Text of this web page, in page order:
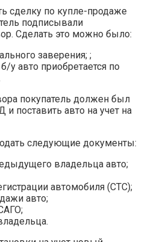
сделку по купле-продаже
подписывали
Сделать это можно было:
заверения; ;
у авто приобретается по
покупатель должен был
поставить авто на учет на
следующие документы:
владельца авто;
автомобиля (СТС);
авто;